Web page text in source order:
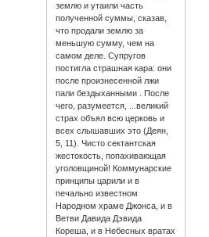
землю и утаили часть
полученной суммы, сказав,
что продали землю за
меньшую сумму, чем на
самом деле. Супругов
постигла страшная кара: они
после произнесенной лжи
пали бездыханными . После
чего, разумеется, ...великий
страх объял всю церковь и
всех слышавших это (Деян,
5, 11). Чисто сектантская
жестокость, попахивающая
уголовщиной! Коммунарские
принципы царили и в
печально известном
Народном храме Джонса, и в
Ветви Давида Дэвида
Кореша, и в Небесных вратах